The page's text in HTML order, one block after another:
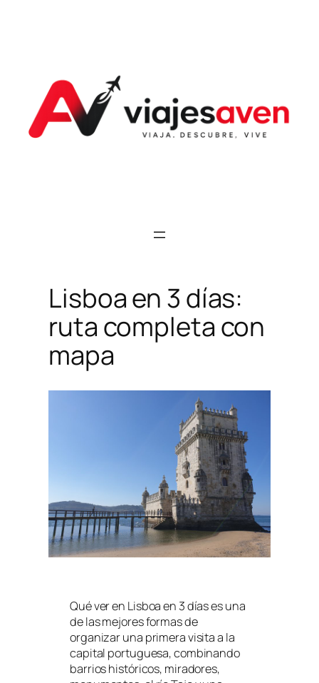
contenido
Lisboa en 3 días:
ruta completa con
mapa
Qué ver en Lisboa en 3 días es una
de las mejores formas de
organizar una primera visita a la
capital portuguesa, combinando
barrios históricos, miradores,